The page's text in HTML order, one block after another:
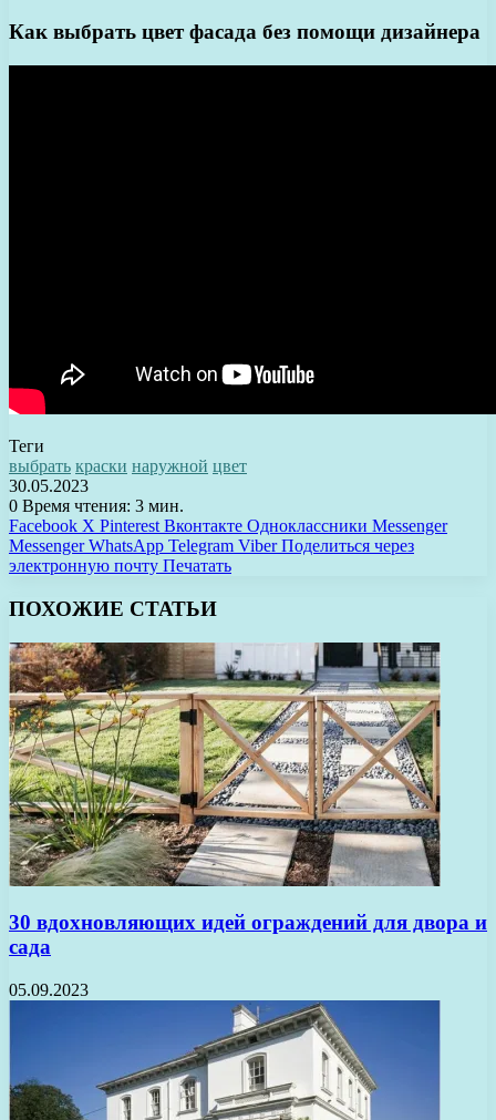
Как выбрать цвет фасада без помощи дизайнера
Теги
выбрать краски наружной цвет
30.05.2023
0 Время чтения: 3 мин.
Facebook X Pinterest Вконтакте Одноклассники Messenger
Messenger WhatsApp Telegram Viber Поделиться через
электронную почту Печатать
ПОХОЖИЕ СТАТЬИ
30 вдохновляющих идей ограждений для двора и
сада
05.09.2023